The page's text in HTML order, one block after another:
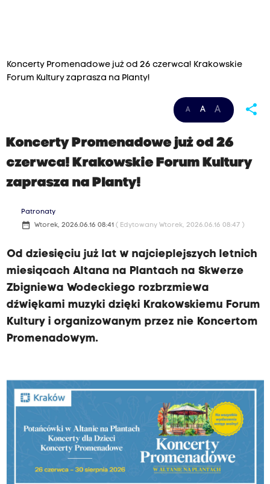
Koncerty Promenadowe już od 26 czerwca! Krakowskie
Forum Kultury zaprasza na Planty!
A A A share
Koncerty Promenadowe już od 26
czerwca! Krakowskie Forum Kultury
zaprasza na Planty!
Patronaty
date_range Wtorek, 2026.06.16 08:41 ( Edytowany Wtorek, 2026.06.16 08:47 )
Od dziesięciu już lat w najcieplejszych letnich
miesiącach Altana na Plantach na Skwerze
Zbigniewa Wodeckiego rozbrzmiewa
dźwiękami muzyki dzięki Krakowskiemu Forum
Kultury i organizowanym przez nie Koncertom
Promenadowym.